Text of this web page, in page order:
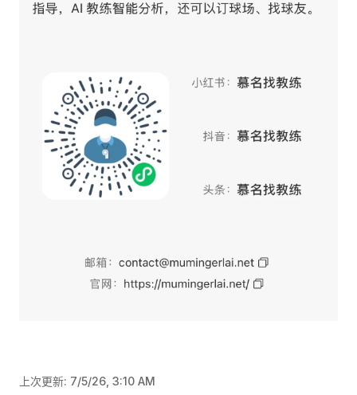
上次更新: 7/5/26, 3:10 AM